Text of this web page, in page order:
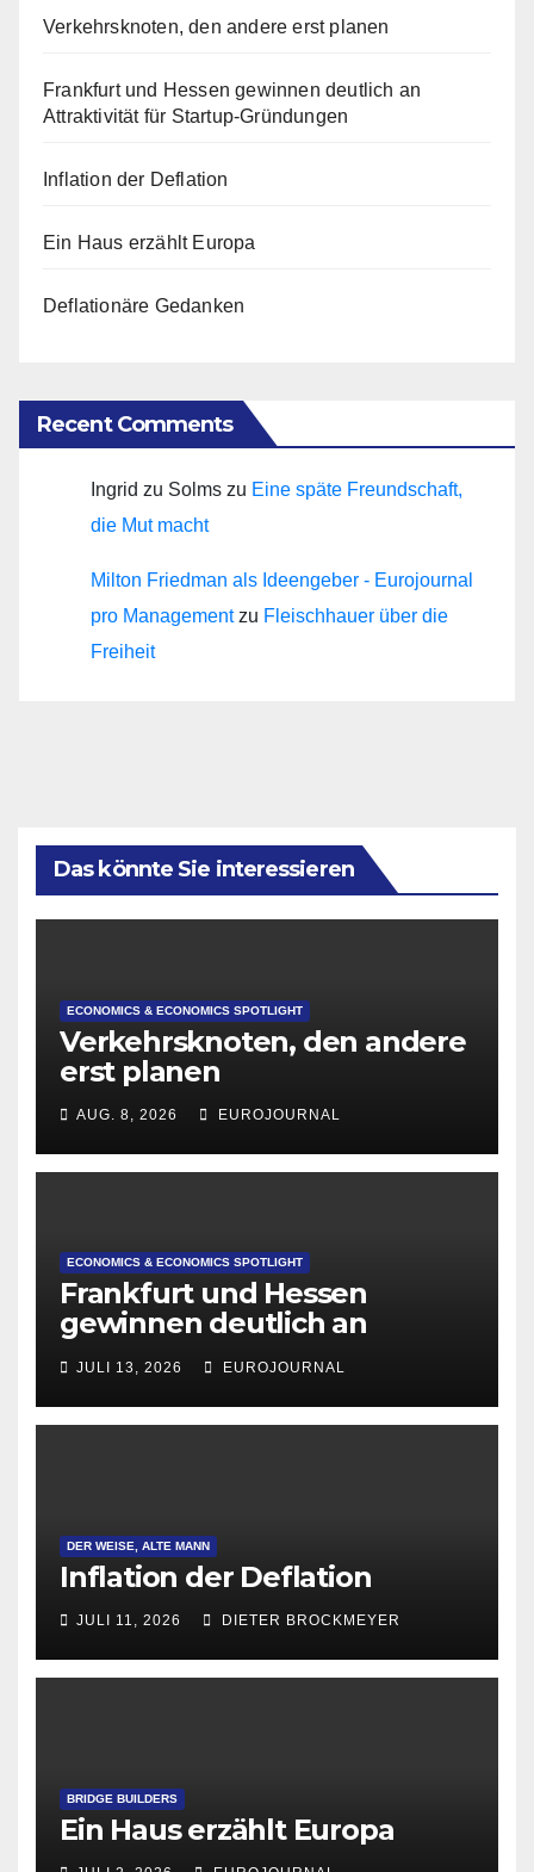
Verkehrsknoten, den andere erst planen
Frankfurt und Hessen gewinnen deutlich an
Attraktivität für Startup-Gründungen
Inflation der Deflation
Ein Haus erzählt Europa
Deflationäre Gedanken
Recent Comments
Ingrid zu Solms zu Eine späte Freundschaft,
die Mut macht
Milton Friedman als Ideengeber - Eurojournal
pro Managementzu Fleischhauer über die
Freiheit
Das könnte Sie interessieren
ECONOMICS & ECONOMICS SPOTLIGHT
Verkehrsknoten, den andere
erst planen
AUG. 8, 2026 EUROJOURNAL
ECONOMICS & ECONOMICS SPOTLIGHT
Frankfurt und Hessen
gewinnen deutlich an
Attraktivität für Startup-
Gründungen
JULI 13, 2026 EUROJOURNAL
DER WEISE, ALTE MANN
Inflation der Deflation
JULI 11, 2026 DIETER BROCKMEYER
BRIDGE BUILDERS
Ein Haus erzählt Europa